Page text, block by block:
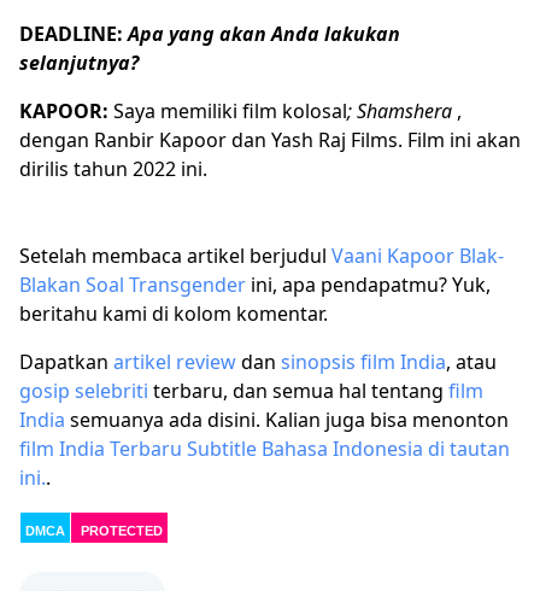
DEADLINE:Apa yang akan Anda lakukan
selanjutnya?
KAPOOR: Saya memiliki film kolosal; Shamshera ,
dengan Ranbir Kapoor dan Yash Raj Films. Film ini akan
dirilis tahun 2022 ini.
Setelah membaca artikel berjudul Vaani Kapoor Blak-
Blakan Soal Transgender ini, apa pendapatmu? Yuk,
beritahu kami di kolom komentar.
Dapatkan artikel reviewdan sinopsis film India, atau
gosip selebriti terbaru, dan semua hal tentang film
India semuanya ada disini. Kalian juga bisa menonton
film India Terbaru Subtitle Bahasa Indonesia di tautan
ini..
DMCA PROTECTED